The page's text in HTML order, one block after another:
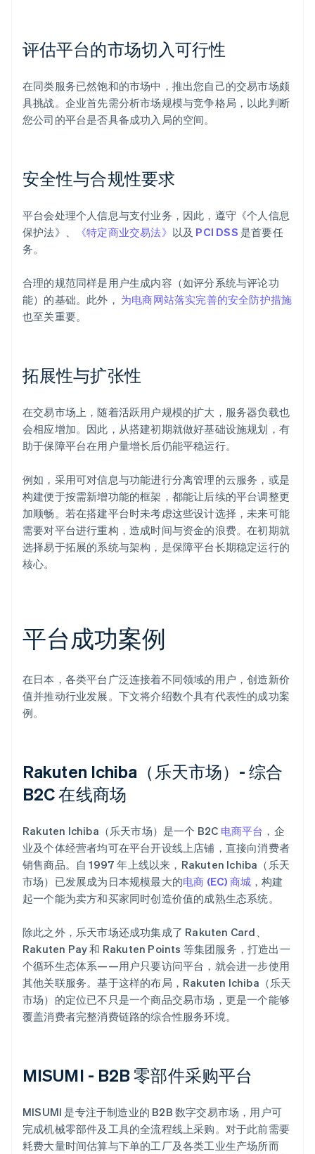
评估平台的市场切入可行性
在同类服务已然饱和的市场中，推出您自己的交易市场颇
具挑战。企业首先需分析市场规模与竞争格局，以此判断
您公司的平台是否具备成功入局的空间。
安全性与合规性要求
平台会处理个人信息与支付业务，因此，遵守《个人信息
保护法》、
《特定商业交易法》 以及 PCI DSS 是首要任
务。
合理的规范同样是用户生成内容（如评分系统与评论功
能）的基础。此外， 为电商网站落实完善的安全防护措施
也至关重要。
拓展性与扩张性
在交易市场上，随着活跃用户规模的扩大，服务器负载也
会相应增加。因此，从搭建初期就做好基础设施规划，有
助于保障平台在用户量增长后仍能平稳运行。
例如，采用可对信息与功能进行分离管理的云服务，或是
构建便于按需新增功能的框架，都能让后续的平台调整更
加顺畅。若在搭建平台时未考虑这些设计选择，未来可能
需要对平台进行重构，造成时间与资金的浪费。在初期就
选择易于拓展的系统与架构，是保障平台长期稳定运行的
核心。
平台成功案例
在日本，各类平台广泛连接着不同领域的用户，创造新价
值并推动行业发展。下文将介绍数个具有代表性的成功案
例。
Rakuten Ichiba（乐天市场）- 综合
B2C 在线商场
Rakuten Ichiba（乐天市场）是一个 B2C 电商平台 ，企
业及个体经营者均可在平台开设线上店铺，直接向消费者
销售商品。自 1997 年上线以来，Rakuten Ichiba（乐天
市场）已发展成为日本规模最大的电商 (EC) 商城 ，构建
起一个能为卖方和买家同时创造价值的成熟生态系统。
除此之外，乐天市场还成功集成了 Rakuten Card、
Rakuten Pay 和 Rakuten Points 等集团服务，打造出一
个循环生态体系——用户只要访问平台，就会进一步使用
其他关联服务。基于这样的布局，Rakuten Ichiba（乐天
市场）的定位已不只是一个商品交易市场，更是一个能够
覆盖消费者完整消费链路的综合性服务环境。
MISUMI - B2B 零部件采购平台
MISUMI 是专注于制造业的 B2B 数字交易市场，用户可
完成机械零部件及工具的全流程线上采购。对于此前需要
耗费大量时间估算与下单的工厂及各类工业生产场所而